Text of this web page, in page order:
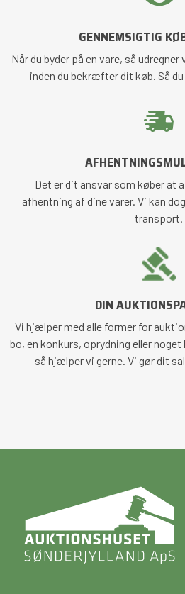
GENNEMSIGTIG
Når du byder på en vare, så
inden du bekræfter dit køb. Så
Det er dit ansvar som køber at
afhentning af dine varer. Vi kan
transport.
DIN
Vi hjælper med alle former for
bo, en konkurs, oprydning eller
så hjælper vi gerne. Vi gør dit